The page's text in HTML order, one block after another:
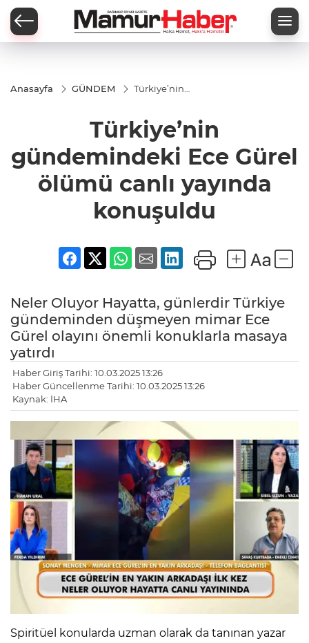
Anasayfa GÜNDEM
Türkiye’nin
ölümü canlı
yayında
konuşuldu
Türkiye’nin
gündemindeki Ece Gürel
ölümü canlı yayında
konuşuldu
Neler Oluyor Hayatta, günlerdir Türkiye
gündeminden düşmeyen mimar Ece
Gürel olayını önemli konuklarla masaya
yatırdı
Haber Giriş Tarihi: 10.03.2025 13:26
Haber Güncellenme Tarihi: 10.03.2025 13:26
Kaynak: İHA
Spiritüel konularda uzman olarak da tanınan yazar